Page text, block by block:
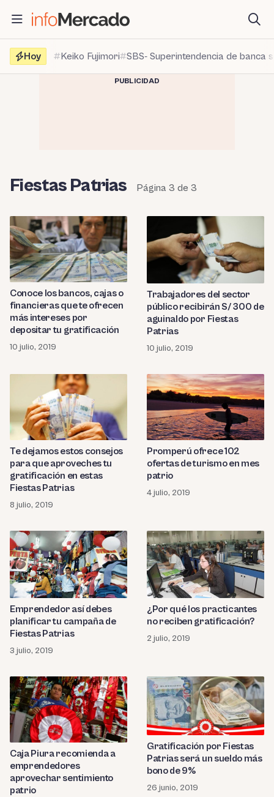
contenido
Hoy
Keiko Fujimori SBS- Superintendencia de banca
PUBLICIDAD
Fiestas Patrias Página 3 de 3
Conoce los bancos, cajas o
financieras que te ofrecen
más intereses por
depositar tu gratificación
10 julio, 2019
Trabajadores del sector
público recibirán S/ 300 de
aguinaldo por Fiestas
Patrias
10 julio, 2019
Te dejamos estos consejos
para que aproveches tu
gratificación en estas
Fiestas Patrias
8 julio, 2019
Promperú ofrece 102
ofertas de turismo en mes
patrio
4 julio, 2019
Emprendedor así debes
planificar tu campaña de
Fiestas Patrias
3 julio, 2019
¿Por qué los practicantes
no reciben gratificación?
2 julio, 2019
Caja Piura recomienda a
emprendedores
aprovechar sentimiento
patrio
Gratificación por Fiestas
Patrias será un sueldo más
bono de 9%
26 junio, 2019